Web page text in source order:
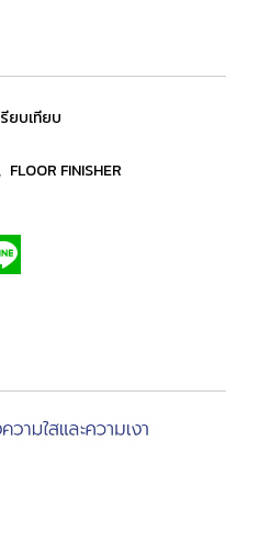
ยบเทียบ
, FLOOR FINISHER